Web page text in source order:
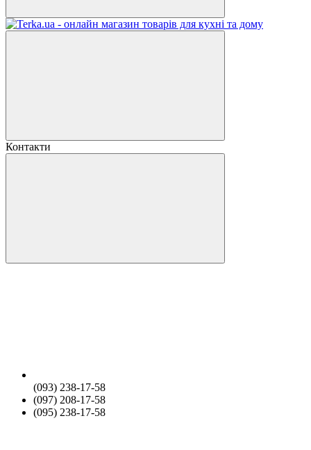
Контакти
(093) 238-17-58
(097) 208-17-58
(095) 238-17-58